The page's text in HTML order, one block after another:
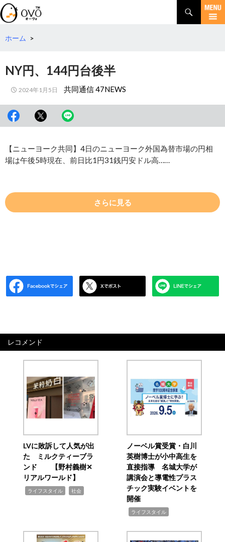
検
索
コ
テホーム >
NY円、144円台後半
2024年1月5日 共同通信 47NEWS
【ニューヨーク共同】4日のニューヨーク外国為替市場の円相
場は午後5時現在、前日比1円31銭円安ドル高……
さらに見る
レコメンド
LVに敗訴して人気が出
た ミルクティーブラ
ンド 【野村義樹✕
リアルワールド】
ライフスタイル 社会
ノーベル賞受賞・白川
英樹博士が小中高生を
直接指導 名城大学が
講演会と導電性プラス
チック実験イベントを
開催
ライフスタイル